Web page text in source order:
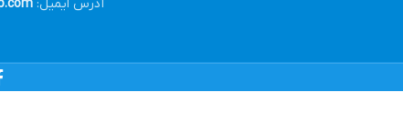
آدرس ایمیل: